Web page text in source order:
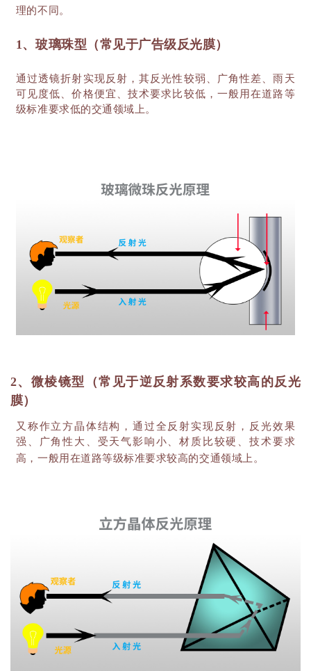
理的不同。
1、玻璃珠型（常见于广告级反光膜）
通过透镜折射实现反射，其反光性较弱、广角性差、雨天
可见度低、价格便宜、技术要求比较低，一般用在道路等
级标准要求低的交通领域上。
2、微棱镜型（常见于逆反射系数要求较高的反光
膜）
又称作立方晶体结构，通过全反射实现反射，反光效果
强、广角性大、受天气影响小、材质比较硬、技术要求
高，一般用在道路等级标准要求较高的交通领域上。